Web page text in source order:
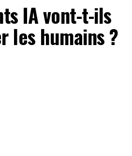
IA vont-t-ils
les humains ?